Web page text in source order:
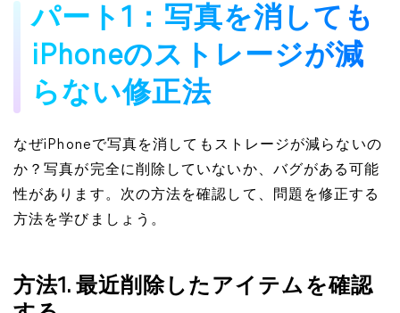
パート1：写真を消しても
iPhoneのストレージが減
らない修正法
なぜiPhoneで写真を消してもストレージが減らないの
か？写真が完全に削除していないか、バグがある可能
性があります。次の方法を確認して、問題を修正する
方法を学びましょう。
方法1. 最近削除したアイテムを確認